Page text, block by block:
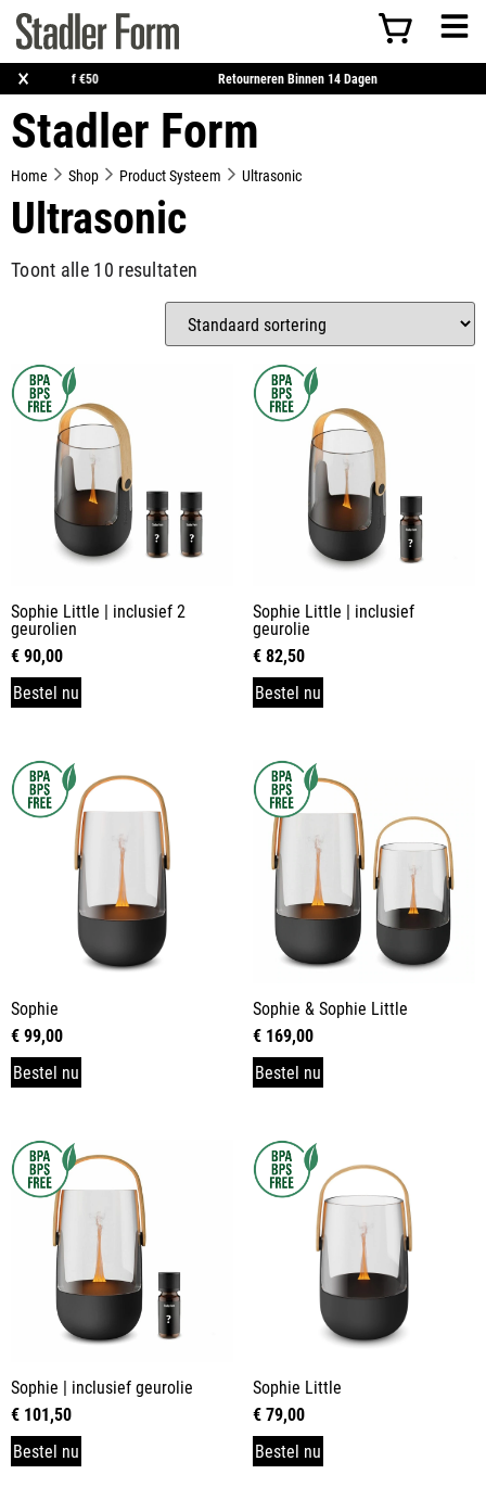
×Gratis Verzending Vanaf €50 Retourneren Binnen 14 Dagen
Stadler Form
Home Shop Product Systeem Ultrasonic
Ultrasonic
Toont alle 10 resultaten
Sophie Little | inclusief 2
geurolien
€90,00
Bestel nu
Sophie Little | inclusief
geurolie
€82,50
Bestel nu
Sophie
€99,00
Bestel nu
Sophie & Sophie Little
€169,00
Bestel nu
Sophie | inclusief geurolie
€ 101,50
Bestel nu
Sophie Little
€79,00
Bestel nu